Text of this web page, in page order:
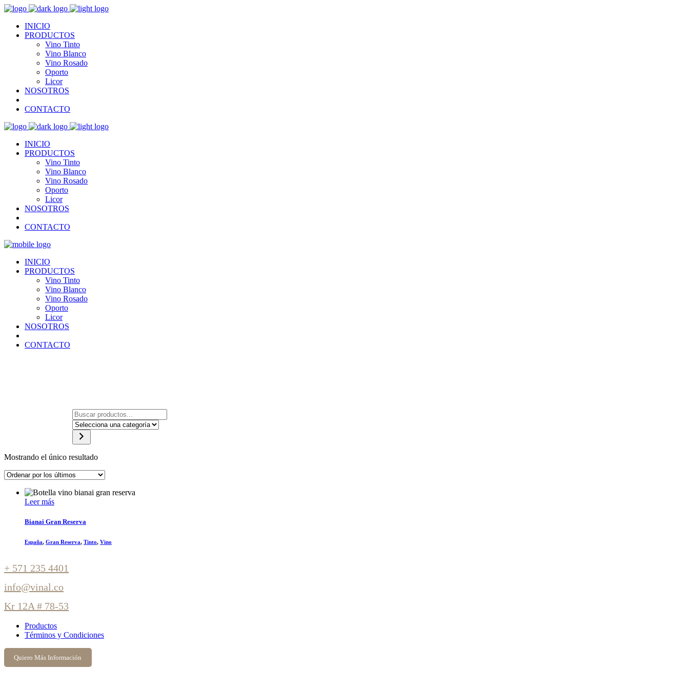
INICIO
PRODUCTOS
Vino Tinto
Vino Blanco
Vino Rosado
Oporto
Licor
NOSOTROS
CONTACTO
INICIO
PRODUCTOS
Vino Tinto
Vino Blanco
Vino Rosado
Oporto
Licor
NOSOTROS
CONTACTO
INICIO
PRODUCTOS
Vino Tinto
Vino Blanco
Vino Rosado
Oporto
Licor
NOSOTROS
CONTACTO
B
u
s
r
e
c
i
o
n
a
a
t
Mostrando el único resultado
Leer más
Bianai Gran Reserva
España, Gran Reserva, Tinto, Vino
+ 571 235 4401
info@vinal.co
Kr 12A # 78-53
Productos
Términos y Condiciones
Quiero Más Información